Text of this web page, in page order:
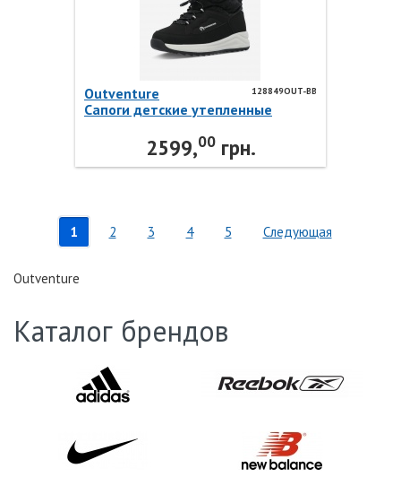
128849OUT-BB
Outventure
Сапоги детские утепленные
Outventure2599,00грн.
1 2 3 4 5 Следующая
Outventure
Каталог брендов